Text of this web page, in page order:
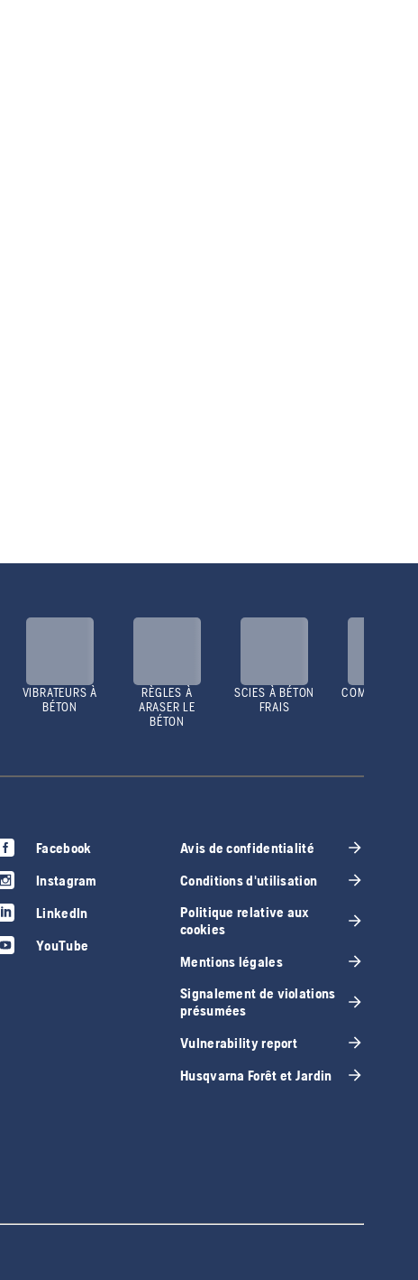
VIBRATEURS À
BÉTON
RÈGLES À
ARASER LE
BÉTON
SCIES À BÉTON
FRAIS
Facebook
Instagram
LinkedIn
YouTube
Avis de confidentialité
Conditions d'utilisation
Politique relative aux
cookies
Mentions légales
Signalement de violations
présumées
Vulnerability report
Husqvarna Forêt et Jardin